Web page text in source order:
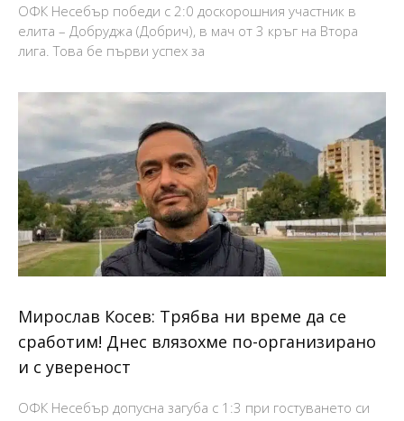
ОФК Несебър победи с 2:0 доскорошния участник в
елита – Добруджа (Добрич), в мач от 3 кръг на Втора
лига. Това бе първи успех за
Мирослав Косев: Трябва ни време да се
сработим! Днес влязохме по-организирано
и с увереност
ОФК Несебър допусна загуба с 1:3 при гостуването си